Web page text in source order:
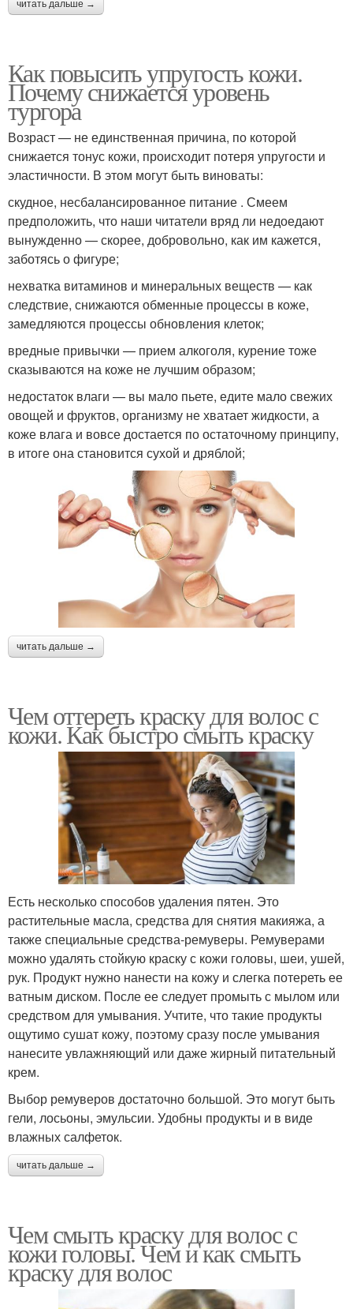
читать дальше →
Как повысить упругость кожи.
Почему снижается уровень
тургора
Возраст — не единственная причина, по которой
снижается тонус кожи, происходит потеря упругости и
эластичности. В этом могут быть виноваты:
скудное, несбалансированное питание . Смеем
предположить, что наши читатели вряд ли недоедают
вынужденно — скорее, добровольно, как им кажется,
заботясь о фигуре;
нехватка витаминов и минеральных веществ — как
следствие, снижаются обменные процессы в коже,
замедляются процессы обновления клеток;
вредные привычки — прием алкоголя, курение тоже
сказываются на коже не лучшим образом;
недостаток влаги — вы мало пьете, едите мало свежих
овощей и фруктов, организму не хватает жидкости, а
коже влага и вовсе достается по остаточному принципу,
в итоге она становится сухой и дряблой;
читать дальше →
Чем оттереть краску для волос с
кожи. Как быстро смыть краску
Есть несколько способов удаления пятен. Это
растительные масла, средства для снятия макияжа, а
также специальные средства-ремуверы. Ремуверами
можно удалять стойкую краску с кожи головы, шеи, ушей,
рук. Продукт нужно нанести на кожу и слегка потереть ее
ватным диском. После ее следует промыть с мылом или
средством для умывания. Учтите, что такие продукты
ощутимо сушат кожу, поэтому сразу после умывания
нанесите увлажняющий или даже жирный питательный
крем.
Выбор ремуверов достаточно большой. Это могут быть
гели, лосьоны, эмульсии. Удобны продукты и в виде
влажных салфеток.
читать дальше →
Чем смыть краску для волос с
кожи головы. Чем и как смыть
краску для волос